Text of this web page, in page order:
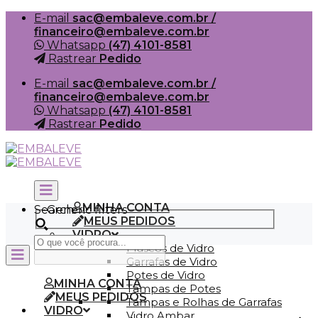
Skip
content
E-mail sac@embaleve.com.br /
financeiro@embaleve.com.br
Whatsapp (47) 4101-8581
Rastrear Pedido
E-mail sac@embaleve.com.br /
financeiro@embaleve.com.br
Whatsapp (47) 4101-8581
Rastrear Pedido
MINHA CONTA
MEUS PEDIDOS
VIDRO
Frascos de Vidro
Garrafas de Vidro
Potes de Vidro
Tampas de Potes
Tampas e Rolhas de Garrafas
Search
Generic filters
MINHA CONTA
MEUS PEDIDOS
VIDRO